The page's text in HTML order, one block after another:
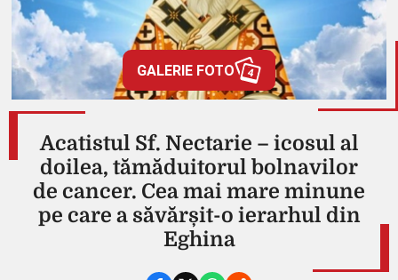
GALERIE FOTO 4
Acatistul Sf. Nectarie – icosul al
doilea, tămăduitorul bolnavilor
de cancer. Cea mai mare minune
pe care a săvărșit-o ierarhul din
Eghina